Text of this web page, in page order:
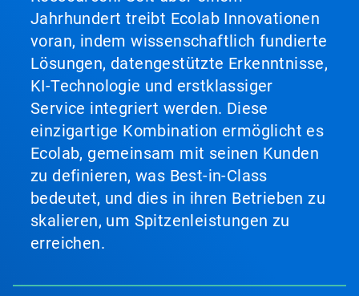
Jahrhundert treibt Ecolab Innovationen
voran, indem wissenschaftlich fundierte
Lösungen, datengestützte Erkenntnisse,
KI-Technologie und erstklassiger
Service integriert werden. Diese
einzigartige Kombination ermöglicht es
Ecolab, gemeinsam mit seinen Kunden
zu definieren, was Best-in-Class
bedeutet, und dies in ihren Betrieben zu
skalieren, um Spitzenleistungen zu
erreichen.